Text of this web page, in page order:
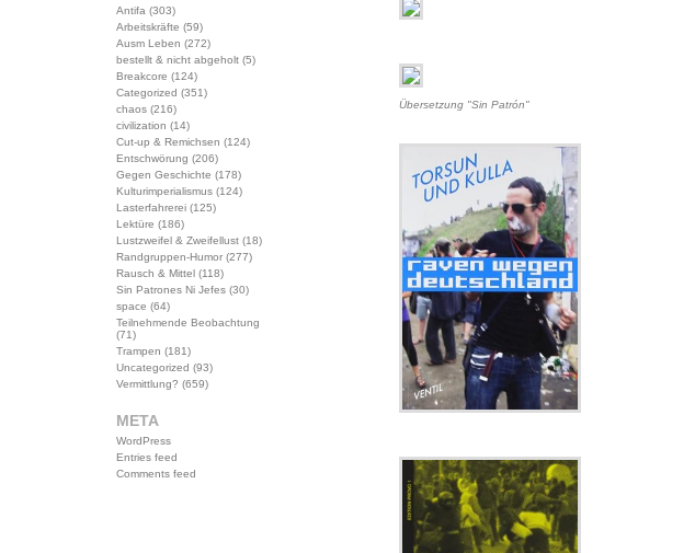
Antifa (303)
Arbeitskräfte (59)
Ausm Leben (272)
bestellt & nicht abgeholt(5)
Breakcore (124)
Categorized (351)
chaos(216)
civilization (14)
Cut-up & Remichsen (124)
Entschwörung (206)
Gegen Geschichte (178)
Kulturimperialismus(124)
Lasterfahrerei(125)
Lektüre (186)
Lustzweifel & Zweifellust(18)
Randgruppen-Humor(277)
Rausch & Mittel(118)
Sin Patrones Ni Jefes(30)
space (64)
Teilnehmende Beobachtung
(71)
Trampen (181)
Uncategorized (93)
Vermittlung? (659)
META
WordPress
Entries feed
Comments feed
Übersetzung "Sin Patrón"